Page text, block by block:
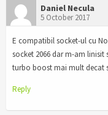
Daniel Necula
5 October 2017
E compatibil socket-ul cu
socket 2066 dar m-am linisit
turbo boost mai mult decat
Reply